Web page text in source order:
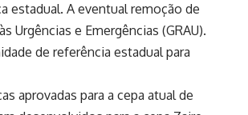
estadual. A eventual remoção de
Urgências e Emergências (GRAU).
de referência estadual para
aprovadas para a cepa atual de